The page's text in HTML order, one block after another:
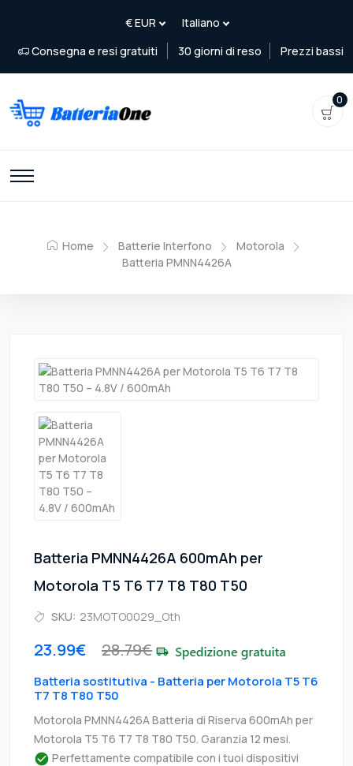
Consegna e resi gratuiti 30 giorni di reso Prezzi bassi
0
Home Batterie Interfono
Motorola
Batteria PMNN4426A
Batteria PMNN4426A 600mAh per
Motorola T5 T6 T7 T8 T80 T50
SKU: 23MOTO0029_Oth
23.99€ 28.79€
Batteria sostitutiva - Batteria per Motorola T5 T6
T7 T8 T80 T50
Motorola PMNN4426A Batteria di Riserva 600mAh per
Motorola T5 T6 T7 T8 T80 T50. Garanzia 12 mesi.
Perfettamente compatibile con i tuoi dispositivi